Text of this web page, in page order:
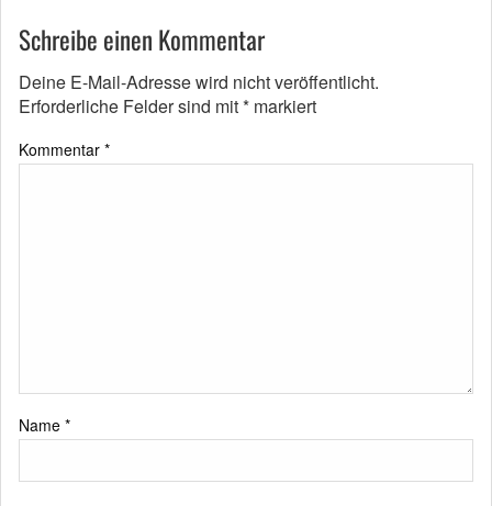
Schreibe einen Kommentar
Deine E-Mail-Adresse wird nicht veröffentlicht.
Erforderliche Felder sind mit* markiert
Kommentar *
Name *